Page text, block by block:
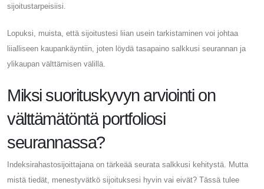
sijoitustarpeisiisi.
Lopuksi, muista, että sijoitustesi liian usein tarkistaminen voi johtaa
liialliseen kaupankäyntiin, joten löydä tasapaino salkkusi seurannan ja
ylikaupan välttämisen välillä.
Miksi suorituskyvyn arviointi on
välttämätöntä portfoliosi
seurannassa?
Indeksirahastosijoittajana on tärkeää seurata salkkusi kehitystä. Mutta
mistä tiedät, menestyvätkö sijoituksesi hyvin vai eivät? Tässä tulee